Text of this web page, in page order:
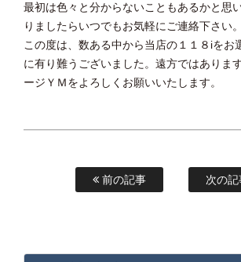
最初は色々と分からないこともあるかと思
りましたらいつでもお気軽にご連絡下さい。
この度は、数ある中から当店の１１８iをお
に有り難うございました。遠方ではありま
ージＹＭをよろしくお願いいたします。
前の記事 次の記